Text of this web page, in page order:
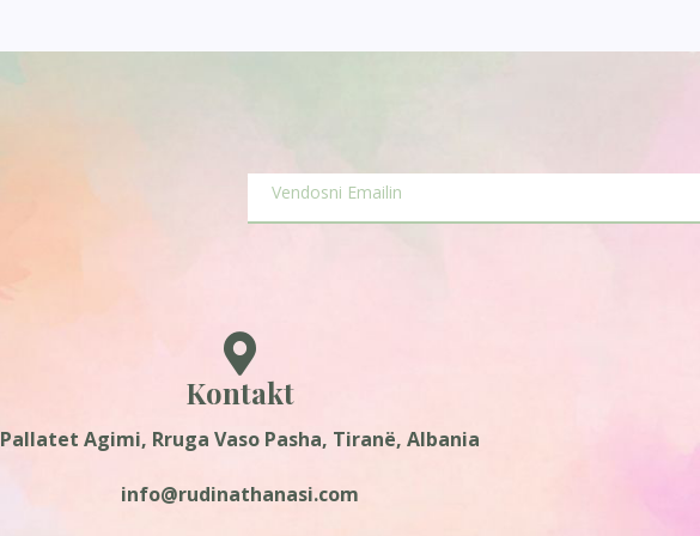
Kontakt
Pallatet Agimi, Rruga Vaso Pasha, Tiranë, Albania
info@rudinathanasi.com